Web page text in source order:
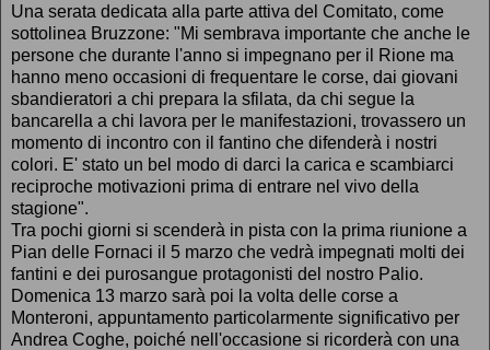
Una serata dedicata alla parte attiva del Comitato, come
sottolinea Bruzzone: "Mi sembrava importante che anche le
persone che durante l'anno si impegnano per il Rione ma
hanno meno occasioni di frequentare le corse, dai giovani
sbandieratori a chi prepara la sfilata, da chi segue la
bancarella a chi lavora per le manifestazioni, trovassero un
momento di incontro con il fantino che difenderà i nostri
colori. E' stato un bel modo di darci la carica e scambiarci
reciproche motivazioni prima di entrare nel vivo della
stagione".
Tra pochi giorni si scenderà in pista con la prima riunione a
Pian delle Fornaci il 5 marzo che vedrà impegnati molti dei
fantini e dei purosangue protagonisti del nostro Palio.
Domenica 13 marzo sarà poi la volta delle corse a
Monteroni, appuntamento particolarmente significativo per
Andrea Coghe, poiché nell'occasione si ricorderà con una